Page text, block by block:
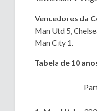
Vencedores da
Man Utd 5,
Man City 1.
Tabela de 10